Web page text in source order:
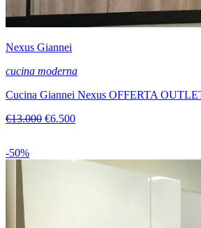
Nexus Giannei
cucina moderna
Cucina Giannei Nexus OFFERTA
€13.000 €6.500
-50%